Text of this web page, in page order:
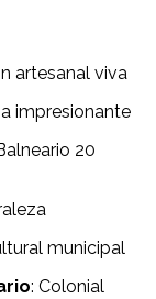
artesanal viva
impresionante​
20
municipal
: Colonial